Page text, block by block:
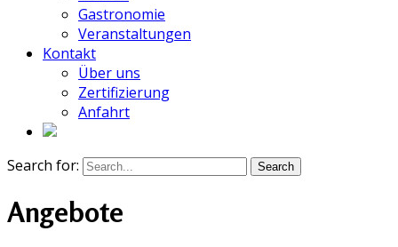
Gastronomie
Veranstaltungen
Kontakt
Über uns
Zertifizierung
Anfahrt
Search for:
Angebote